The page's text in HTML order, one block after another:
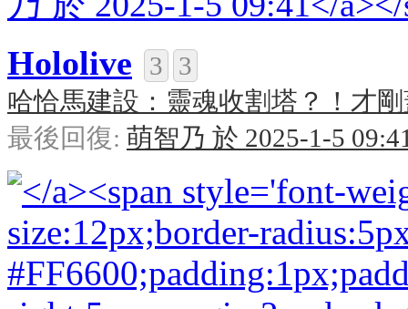
Hololive 3 3
哈恰馬建設：靈魂收割塔？！才
最後回復: 萌智乃 於 2025-1-5